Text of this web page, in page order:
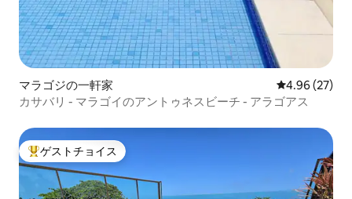
マラゴジの一軒家 レビュー27
4.96 (27)
カサバリ - マラゴイのアントゥネスビーチ - アラゴアス
大好評のゲストチョイスです。
ゲストチョイス